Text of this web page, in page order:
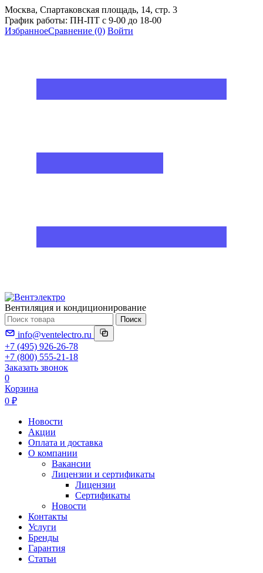
Москва, Спартаковская площадь, 14, стр. 3
График работы: ПН-ПТ с 9-00 до 18-00
ИзбранноеСравнение (0) Войти
Вентиляция и кондиционирование
Поиск
info@ventelectro.ru
+7 (495) 926-26-78
+7 (800) 555-21-18
Заказать звонок
0
Корзина
0 ₽
Новости
Акции
Оплата и доставка
О компании
Вакансии
Лицензии и сертификаты
Лицензии
Сертификаты
Новости
Контакты
Услуги
Бренды
Гарантия
Статьи